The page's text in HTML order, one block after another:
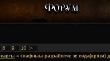
8 9 10
»
» глафныы разработче зе енда(крэзи)